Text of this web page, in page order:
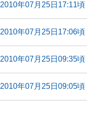
2010年07月25日17:11頃
2010年07月25日17:06頃
2010年07月25日09:35頃
2010年07月25日09:05頃